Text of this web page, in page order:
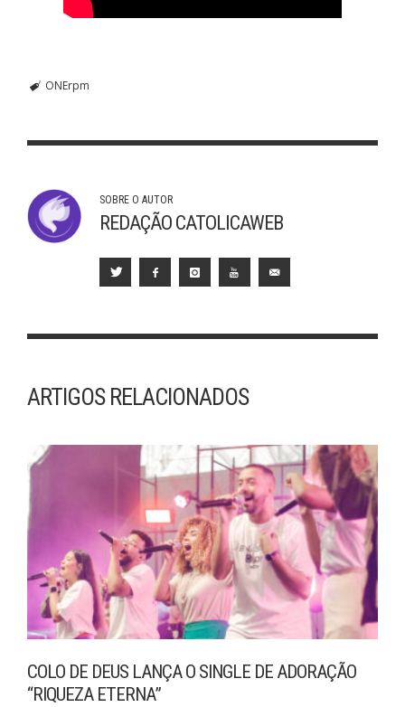
ONErpm
SOBRE O AUTOR
REDAÇÃO CATOLICAWEB
ARTIGOS RELACIONADOS
COLO DE DEUS LANÇA O SINGLE DE ADORAÇÃO
“RIQUEZA ETERNA”